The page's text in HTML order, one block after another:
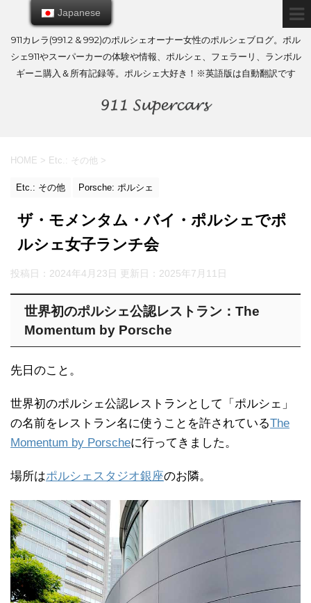
911カレラ(991.2 & 992)のポルシェオーナー女性のポルシェブログ。ポル
シェ911やスーパーカーの体験や情報、ポルシェ、フェラーリ、ランボル
ギーニ購入＆所有記録等。ポルシェ大好き！※英語版は自動翻訳です
HOME > Etc.: その他 >
Etc.: その他 Porsche: ポルシェ
ザ・モメンタム・バイ・ポルシェでポ
ルシェ女子ランチ会
投稿日：2024年4月23日 更新日： 2025年7月11日
世界初のポルシェ公認レストラン：The
Momentum by Porsche
先日のこと。
世界初のポルシェ公認レストランとして「ポルシェ」
の名前をレストラン名に使うことを許されているThe
Momentum by Porscheに行ってきました。
場所はポルシェスタジオ銀座のお隣。
Japanese
Japanese